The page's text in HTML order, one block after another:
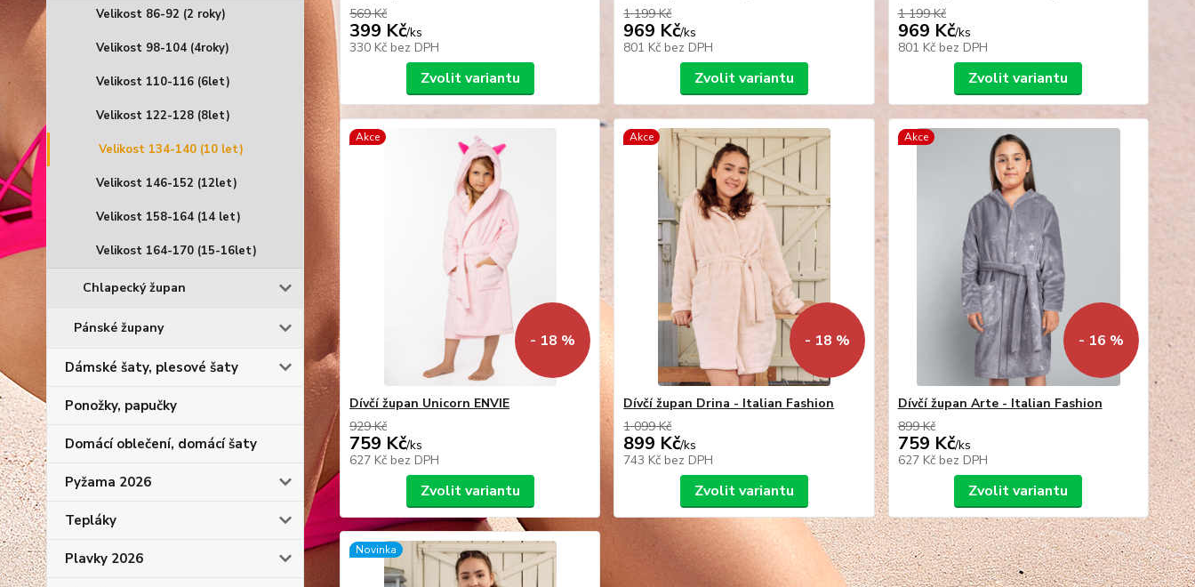
Velikost 86-92 (2 roky)
Velikost 98-104 (4roky)
Velikost 110-116 (6let)
Velikost 122-128 (8let)
Velikost 134-140 (10 let)
Velikost 146-152 (12let)
Velikost 158-164 (14 let)
Velikost 164-170 (15-16let)
Chlapecký župan
Pánské župany
Dámské šaty, plesové šaty
Ponožky, papučky
Domácí oblečení, domácí šaty
Pyžama 2026
Tepláky
Plavky 2026
569 Kč
399 Kč/ks
330 Kč bez DPH
Zvolit variantu
1 199 Kč
969 Kč/ks
801 Kč bez DPH
Zvolit variantu
1 199 Kč
969 Kč/ks
801 Kč bez DPH
Zvolit variantu
Akce
- 18 %
Dívčí župan Unicorn ENVIE
929 Kč
759 Kč/ks
627 Kč bez DPH
Zvolit variantu
Akce
- 18 %
Dívčí župan Drina - Italian Fashion
1 099 Kč
899 Kč/ks
743 Kč bez DPH
Zvolit variantu
Akce
- 16 %
Dívčí župan Arte - Italian Fashion
899 Kč
759 Kč/ks
627 Kč bez DPH
Zvolit variantu
Novinka